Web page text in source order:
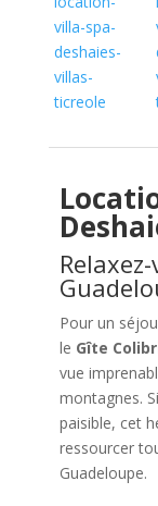
Pour un
le Gîte
vue
montagnes.
paisible, cet
ressourcer
Guadeloupe.